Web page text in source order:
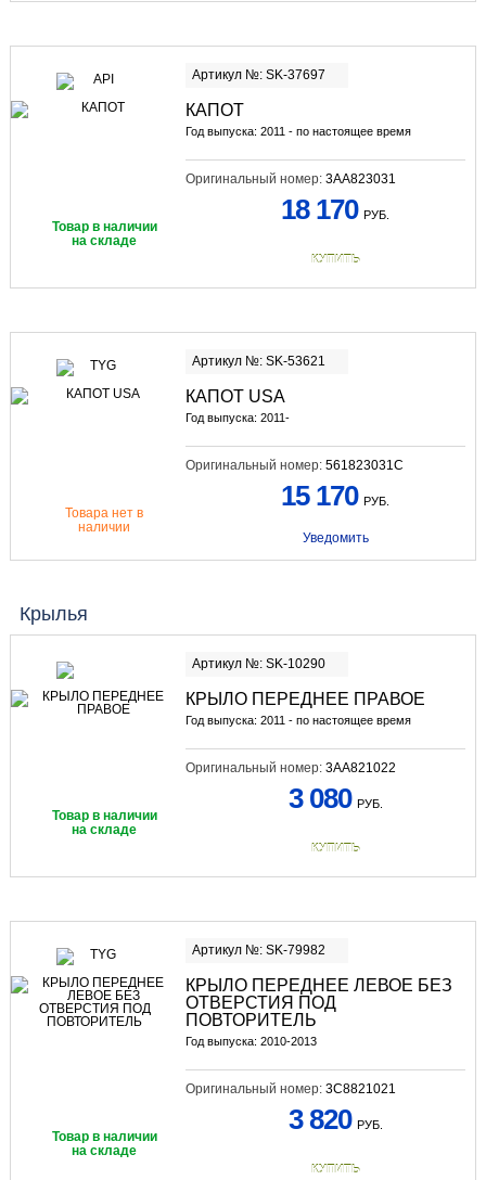
Артикул №: SK-37697
КАПОТ
Год выпуска: 2011 - по настоящее время
Оригинальный номер: 3AA823031
Товар в наличии
на складе
18 170 РУБ.
КУПИТЬ
Артикул №: SK-53621
КАПОТ USA
Год выпуска: 2011-
Оригинальный номер: 561823031C
Товара нет в
наличии
15 170 РУБ.
Уведомить
Крылья
Артикул №: SK-10290
КРЫЛО ПЕРЕДНЕЕ ПРАВОЕ
Год выпуска: 2011 - по настоящее время
Оригинальный номер: 3AA821022
Товар в наличии
на складе
3 080 РУБ.
КУПИТЬ
Артикул №: SK-79982
КРЫЛО ПЕРЕДНЕЕ ЛЕВОЕ БЕЗ
ОТВЕРСТИЯ ПОД
ПОВТОРИТЕЛЬ
Год выпуска: 2010-2013
Оригинальный номер: 3C8821021
Товар в наличии
на складе
3 820 РУБ.
КУПИТЬ